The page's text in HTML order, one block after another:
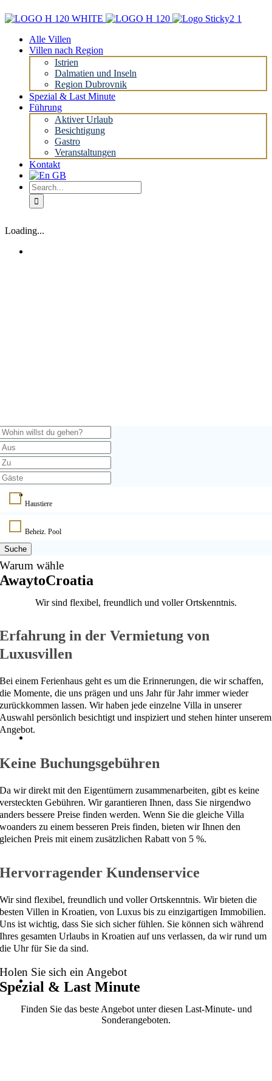
to
Alle Villen
Villen nach Region
Istrien
Dalmatien und Inseln
Region Dubrovnik
Spezial & Last Minute
Führung
Aktiver Urlaub
Besichtigung
Gastro
Veranstaltungen
Kontakt
Search
for:
Loading...
Haustiere
Beheiz. Pool
Suche
Warum wähle
AwaytoCroatia
Wir sind flexibel, freundlich und voller Ortskenntnis.
Erfahrung in der Vermietung von
Luxusvillen
Bei einem Ferienhaus geht es um die Erinnerungen, die wir schaffen,
die Momente, die uns prägen und uns Jahr für Jahr immer wieder
zurückkommen lassen. Wir haben jede einzelne Villa in unserer
Auswahl persönlich besichtigt und inspiziert und stehen hinter unserem
Angebot.
Keine Buchungsgebühren
Da wir direkt mit den Eigentümern zusammenarbeiten, gibt es keine
versteckten Gebühren. Wir garantieren Ihnen, dass Sie nirgendwo
anders bessere Preise finden werden. Wenn Sie die gleiche Villa
woanders zu einem besseren Preis finden, bieten wir Ihnen den
gleichen Preis mit einem zusätzlichen Rabatt von 5 %.
Hervorragender Kundenservice
Wir sind flexibel, freundlich und voller Ortskenntnis. Wir bieten die
besten Villen in Kroatien, von Luxus bis zu einzigartigen Immobilien.
Uns ist wichtig, dass Sie sich sicher fühlen. Sie können sich während
Ihres gesamten Urlaubs in Kroatien auf uns verlassen, da wir rund um
die Uhr für Sie da sind.
Holen Sie sich ein Angebot
Spezial & Last Minute
Finden Sie das beste Angebot unter diesen Last-Minute- und
Sonderangeboten.